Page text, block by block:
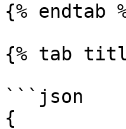
{% endtab
{% tab
```json
{